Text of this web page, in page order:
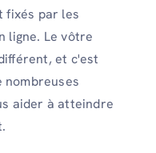
fixés par les
ligne. Le vôtre
et c'est
aider à atteindre